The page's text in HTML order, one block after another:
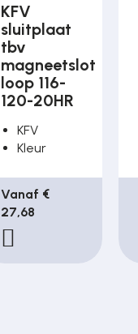
KFV
sluitplaat
tbv
magneetslot
loop 116-
120-20HR
KFV
Kleur
Vanaf €
27,68